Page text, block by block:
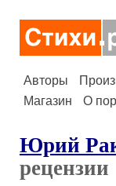
Авторы
Магазин
О
Юрий
рецензии